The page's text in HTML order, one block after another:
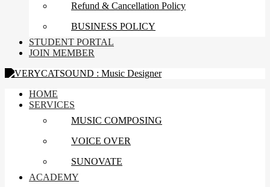
Refund & Cancellation Policy
BUSINESS POLICY
STUDENT PORTAL
JOIN MEMBER
HOME
SERVICES
MUSIC COMPOSING
VOICE OVER
SUNOVATE
ACADEMY